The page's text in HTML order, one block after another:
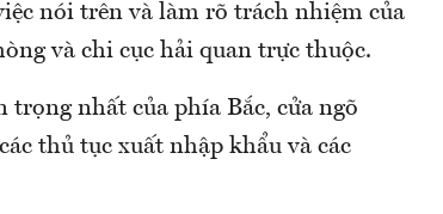
nói trên và làm rõ trách nhiệm của
và chi cục hải quan trực thuộc.
nhất của phía Bắc, cửa ngõ
thủ tục xuất nhập khẩu và các